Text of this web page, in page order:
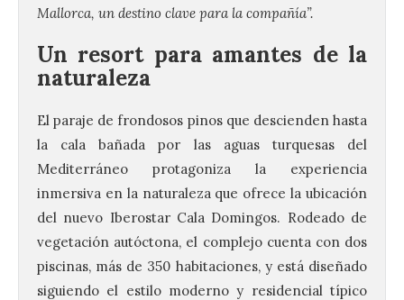
Mallorca, un destino clave para la compañía”.
Un resort para amantes de la
naturaleza
El paraje de frondosos pinos que descienden hasta
la cala bañada por las aguas turquesas del
Mediterráneo protagoniza la experiencia
inmersiva en la naturaleza que ofrece la ubicación
del nuevo Iberostar Cala Domingos. Rodeado de
vegetación autóctona, el complejo cuenta con dos
piscinas, más de 350 habitaciones, y está diseñado
siguiendo el estilo moderno y residencial típico